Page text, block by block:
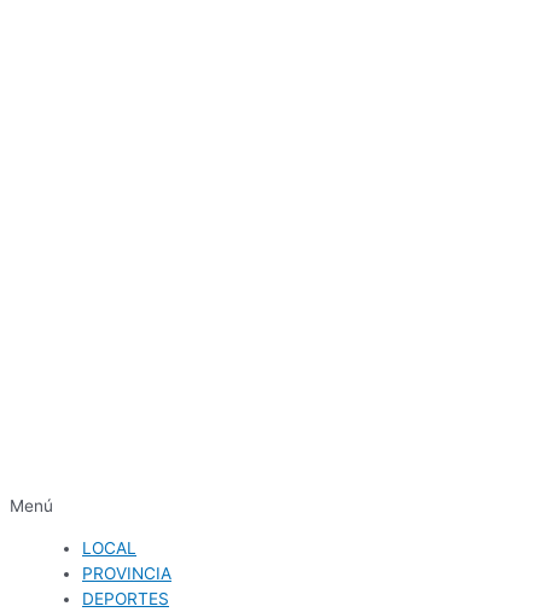
Menú
LOCAL
PROVINCIA
DEPORTES